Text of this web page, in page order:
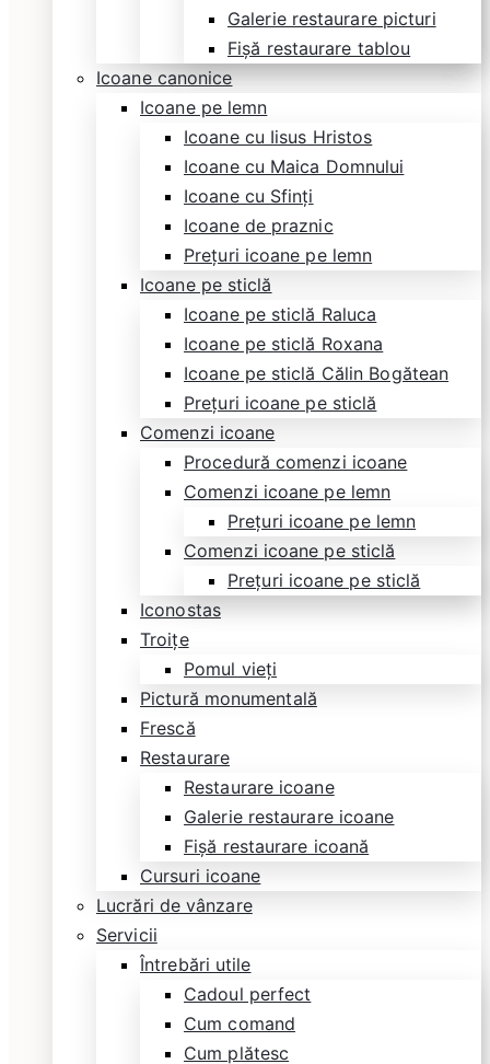
Galerie restaurare picturi
Fișă restaurare tablou
Icoane canonice
Icoane pe lemn
Icoane cu Iisus Hristos
Icoane cu Maica Domnului
Icoane cu Sfinți
Icoane de praznic
Prețuri icoane pe lemn
Icoane pe sticlă
Icoane pe sticlă Raluca
Icoane pe sticlă Roxana
Icoane pe sticlă Călin Bogătean
Prețuri icoane pe sticlă
Comenzi icoane
Procedură comenzi icoane
Comenzi icoane pe lemn
Prețuri icoane pe lemn
Comenzi icoane pe sticlă
Prețuri icoane pe sticlă
Iconostas
Troițe
Pomul vieți
Pictură monumentală
Frescă
Restaurare
Restaurare icoane
Galerie restaurare icoane
Fișă restaurare icoană
Cursuri icoane
Lucrări de vânzare
Servicii
Întrebări utile
Cadoul perfect
Cum comand
Cum plătesc